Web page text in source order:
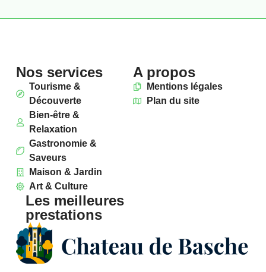
Profitez du calme de notre jardin paysager et de nos
espaces cosy. Ici, le confort se mêle à la nature pour
vous offrir une atmosphère chaleureuse et apaisante.